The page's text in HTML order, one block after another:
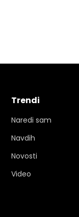
Trendi
Naredi sam
Navdih
Novosti
Video